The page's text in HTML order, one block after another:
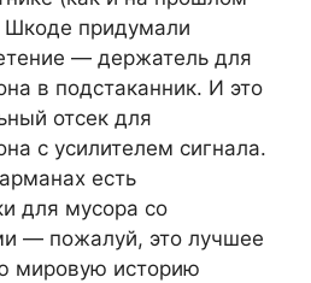
Шкоде придумали
— держатель для
в подстаканник. И это
отсек для
с усилителем сигнала.
есть
для мусора со
— пожалуй, это лучшее
мировую историю